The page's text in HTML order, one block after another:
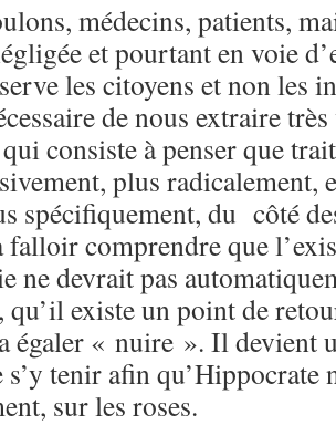
médecins, patients,
et pourtant en voie
les citoyens et non les
de nous extraire
consiste à penser que
plus radicalement,
spécifiquement, du côté
falloir comprendre que
ne devrait pas
existe un point de
égaler « nuire ». Il devient
tenir afin qu’Hippocrate
sur les roses.